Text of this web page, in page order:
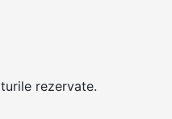
rezervate.